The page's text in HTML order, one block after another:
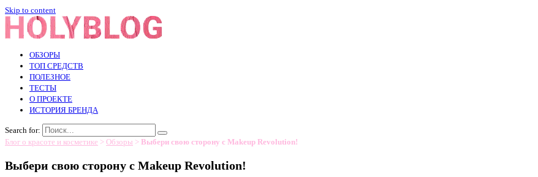
Skip to content
ОБЗОРЫ
ТОП СРЕДСТВ
ПОЛЕЗНОЕ
ТЕСТЫ
О ПРОЕКТЕ
ИСТОРИЯ БРЕНДА
Search for:
Блог о красоте и косметике > Обзоры > Выбери свою сторону с Makeup Revolution!
Выбери свою сторону с Makeup Revolution!